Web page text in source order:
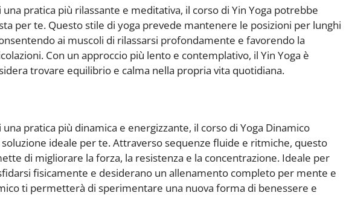
una pratica più rilassante e meditativa, il corso di Yin Yoga potrebbe
per te. Questo stile di yoga prevede mantenere le posizioni per lunghi
ai muscoli di rilassarsi profondamente e favorendo la
Con un approccio più lento e contemplativo, il Yin Yoga è
trovare equilibrio e calma nella propria vita quotidiana.
una pratica più dinamica e energizzante, il corso di Yoga Dinamico
ideale per te. Attraverso sequenze fluide e ritmiche, questo
di migliorare la forza, la resistenza e la concentrazione. Ideale per
fisicamente e desiderano un allenamento completo per mente e
ti permetterà di sperimentare una nuova forma di benessere e